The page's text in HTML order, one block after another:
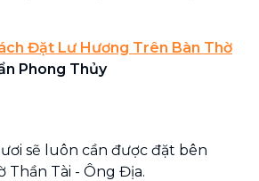
Đặt Lư Hương Trên Bàn Thờ
Phong Thủy
sẽ luôn cần được đặt bên
Thần Tài - Ông Địa.